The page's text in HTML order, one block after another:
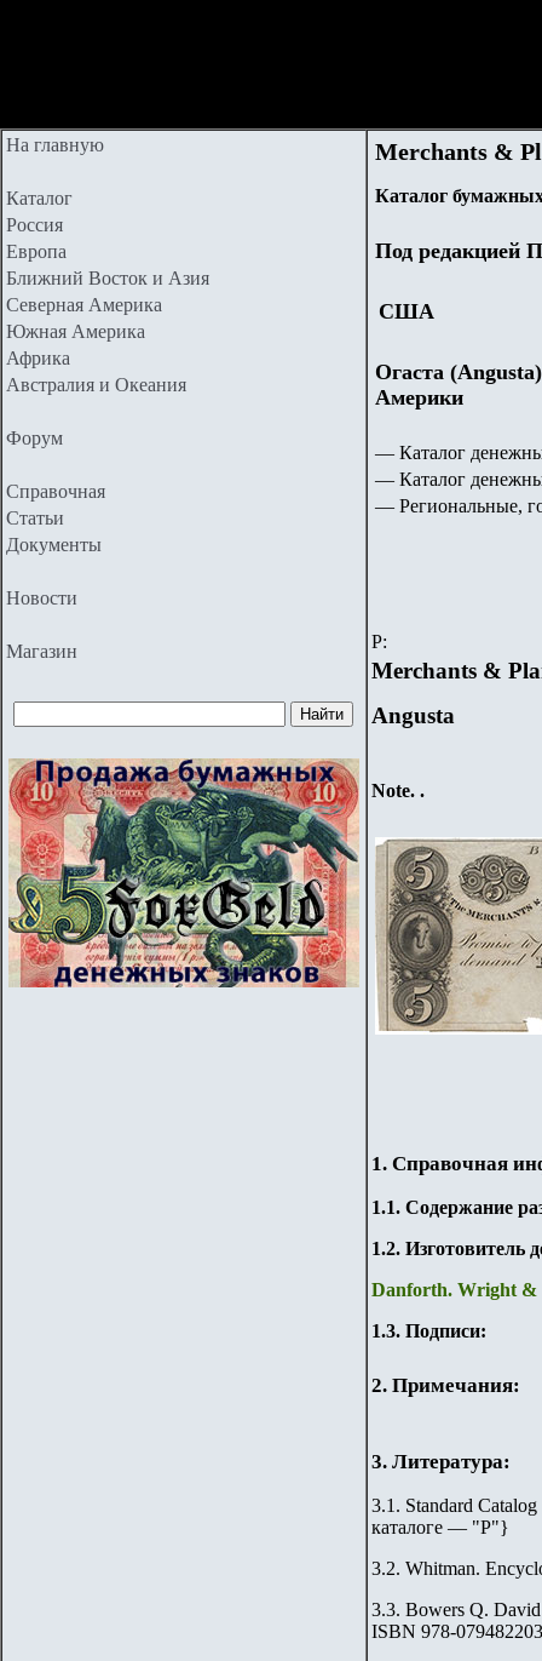
На главную
Каталог
Россия
Европа
Ближний Восток и Азия
Северная Америка
Южная Америка
Африка
Австралия и Океания
Форум
Справочная
Статьи
Документы
Новости
Магазин
Merchants &
Каталог
Под редакцией
США
Огаста
Америки
— Каталог
— Каталог
— Региональные,
P:
Merchants &
Angusta
Note. .
1. Справочная
1.1. Содержание
1.2. Изготовитель
Danforth. Wright &
1.3. Подписи:
2. Примечания:
3. Литература:
3.1. Standard
каталоге — "Р"}
3.2. Whitman.
3.3. Bowers Q.
ISBN 978-079482203